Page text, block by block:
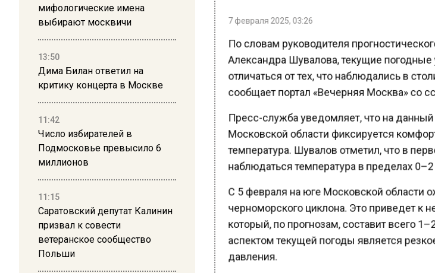
мифологические имена
выбирают москвичи
13:50
Дима Билан ответил на
критику концерта в Москве
11:42
Число избирателей в
Подмосковье превысило 6
миллионов
11:15
Саратовский депутат Калинин
призвал к совести
ветеранское сообщество
Польши
7 февраля 2025, 03:26
По словам руководителя
Александра Шувалова, текущие погодные
отличаться от тех, что наблюдались в
сообщает портал «Вечерняя Москва» со
Пресс-служба уведомляет, что на
Московской области фиксируется
температура. Шувалов отметил, что в
наблюдаться температура в пределах
С 5 февраля на юге Московской области
черноморского циклона. Это приведет к
который, по прогнозам, составит всего
аспектом текущей погоды является
давления.